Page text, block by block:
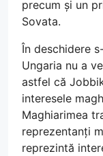
precum și un
Sovata.
În deschidere
Ungaria nu a
astfel că
interesele
Maghiarimea
reprezentanți
reprezintă